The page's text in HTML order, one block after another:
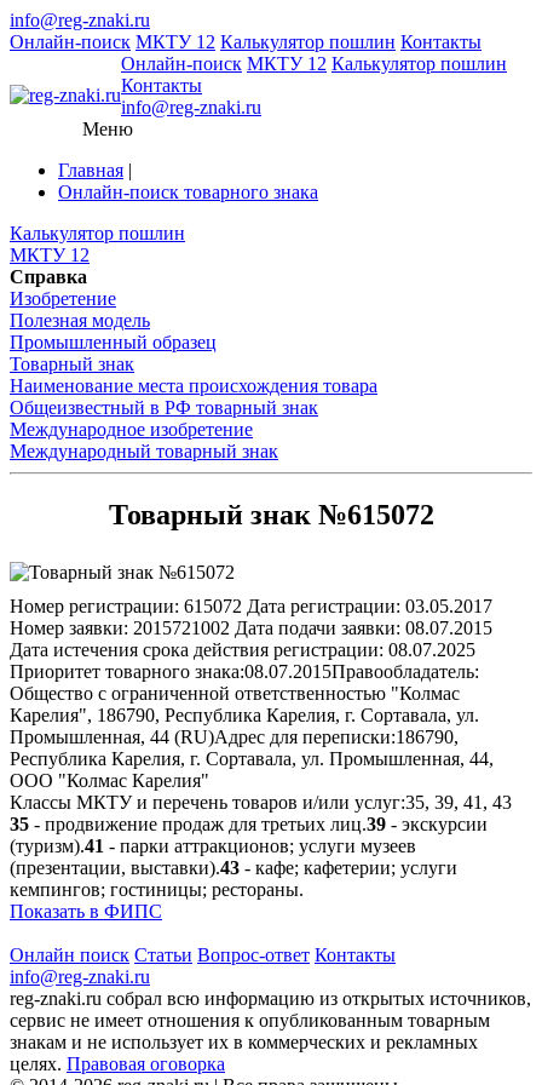
info@reg-znaki.ru
Онлайн-поиск МКТУ 12 Калькулятор пошлин Контакты
Онлайн-поиск МКТУ 12 Калькулятор пошлин
Контакты
info@reg-znaki.ru
Меню
Главная |
Онлайн-поиск товарного знака
Калькулятор пошлин
МКТУ 12
Справка
Изобретение
Полезная модель
Промышленный образец
Товарный знак
Наименование места происхождения товара
Общеизвестный в РФ товарный знак
Международное изобретение
Международный товарный знак
Товарный знак №615072
Номер регистрации: 615072 Дата регистрации: 03.05.2017
Номер заявки: 2015721002 Дата подачи заявки: 08.07.2015
Дата истечения срока действия регистрации: 08.07.2025
Приоритет товарного знака:08.07.2015Правообладатель:
Общество с ограниченной ответственностью "Колмас
Карелия", 186790, Республика Карелия, г. Сортавала, ул.
Промышленная, 44 (RU)Адрес для переписки:186790,
Республика Карелия, г. Сортавала, ул. Промышленная, 44,
ООО "Колмас Карелия"
Классы МКТУ и перечень товаров и/или услуг:35, 39, 41, 43
35 - продвижение продаж для третьих лиц.39 - экскурсии
(туризм).41 - парки аттракционов; услуги музеев
(презентации, выставки).43 - кафе; кафетерии; услуги
кемпингов; гостиницы; рестораны.
Показать в ФИПС
Онлайн поиск Статьи Вопрос-ответ Контакты
info@reg-znaki.ru
reg-znaki.ru собрал всю информацию из открытых источников,
сервис не имеет отношения к опубликованным товарным
знакам и не использует их в коммерческих и рекламных
целях. Правовая оговорка